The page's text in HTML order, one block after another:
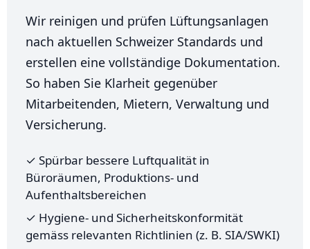
Wir reinigen und prüfen Lüftungsanlagen
nach aktuellen Schweizer Standards und
erstellen eine vollständige Dokumentation.
So haben Sie Klarheit gegenüber
Mitarbeitenden, Mietern, Verwaltung und
Versicherung.
✓ Spürbar bessere Luftqualität in
Büroräumen, Produktions- und
Aufenthaltsbereichen
✓ Hygiene- und Sicherheitskonformität
gemäss relevanten Richtlinien (z. B. SIA/SWKI)